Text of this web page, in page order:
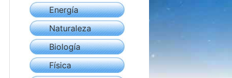
Energía
Naturaleza
Biología
Física